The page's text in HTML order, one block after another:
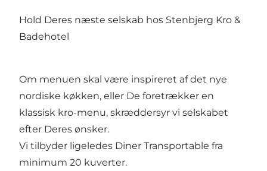
Hold Deres næste selskab hos Stenbjerg Kro &
Badehotel
Om menuen skal være inspireret af det nye
nordiske køkken, eller De foretrækker en
klassisk kro-menu, skræddersyr vi selskabet
efter Deres ønsker.
Vi tilbyder ligeledes Diner Transportable fra
minimum 20 kuverter.